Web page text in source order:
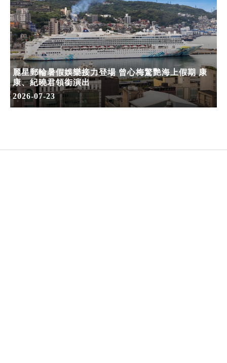
麗星郵輪暑假娛樂接力登場 曾心梅驚艷海上假期 康
康、紀曉君領銜演出
2026-07-23